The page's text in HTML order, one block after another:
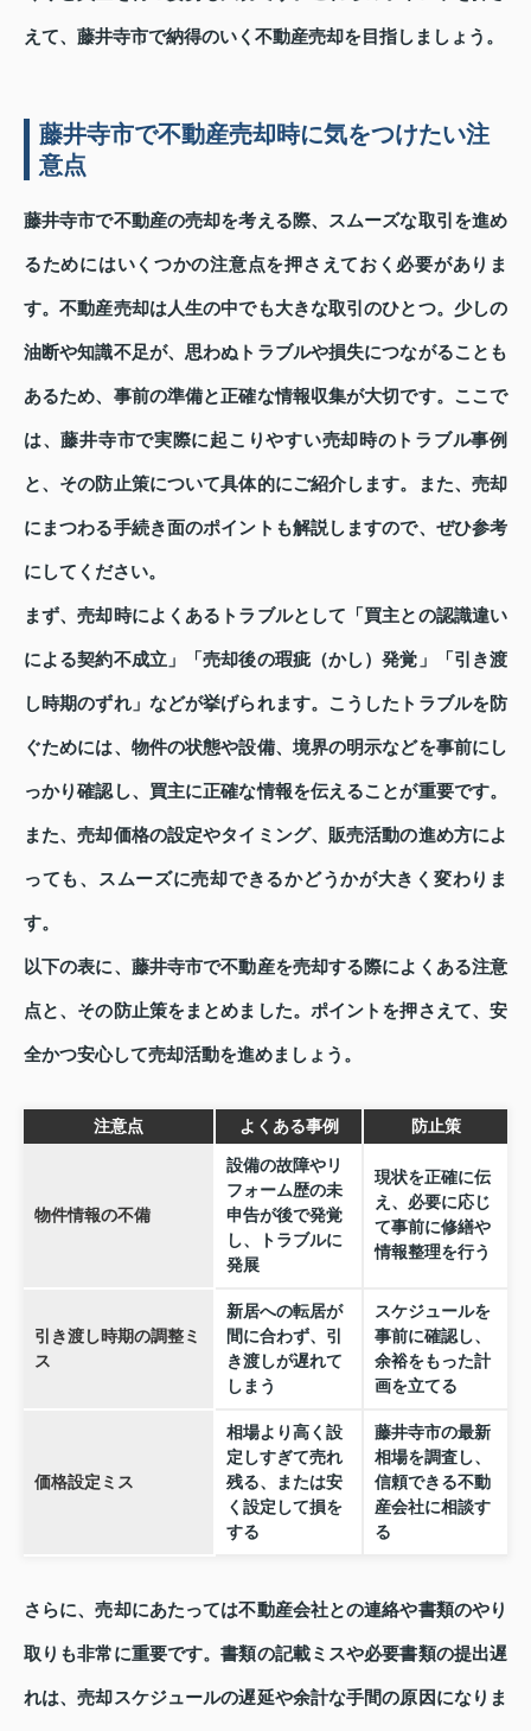
えて、藤井寺市で納得のいく不動産売却を目指しましょう。
藤井寺市で不動産売却時に気をつけたい注
意点
藤井寺市で不動産の売却を考える際、スムーズな取引を進め
るためにはいくつかの注意点を押さえておく必要がありま
す。不動産売却は人生の中でも大きな取引のひとつ。少しの
油断や知識不足が、思わぬトラブルや損失につながることも
あるため、事前の準備と正確な情報収集が大切です。ここで
は、藤井寺市で実際に起こりやすい売却時のトラブル事例
と、その防止策について具体的にご紹介します。また、売却
にまつわる手続き面のポイントも解説しますので、ぜひ参考
にしてください。
まず、売却時によくあるトラブルとして「買主との認識違い
による契約不成立」「売却後の瑕疵（かし）発覚」「引き渡
し時期のずれ」などが挙げられます。こうしたトラブルを防
ぐためには、物件の状態や設備、境界の明示などを事前にし
っかり確認し、買主に正確な情報を伝えることが重要です。
また、売却価格の設定やタイミング、販売活動の進め方によ
っても、スムーズに売却できるかどうかが大きく変わりま
す。
以下の表に、藤井寺市で不動産を売却する際によくある注意
点と、その防止策をまとめました。ポイントを押さえて、安
全かつ安心して売却活動を進めましょう。
注意点 よくある事例 防止策
物件情報の不備
設備の故障やリ
フォーム歴の未
申告が後で発覚
し、トラブルに
発展
現状を正確に伝
え、必要に応じ
て事前に修繕や
情報整理を行う
引き渡し時期の調整ミ
ス
新居への転居が
間に合わず、引
き渡しが遅れて
しまう
スケジュールを
事前に確認し、
余裕をもった計
画を立てる
価格設定ミス
相場より高く設
定しすぎて売れ
残る、または安
く設定して損を
する
藤井寺市の最新
相場を調査し、
信頼できる不動
産会社に相談す
る
さらに、売却にあたっては不動産会社との連絡や書類のやり
取りも非常に重要です。書類の記載ミスや必要書類の提出遅
れは、売却スケジュールの遅延や余計な手間の原因になりま